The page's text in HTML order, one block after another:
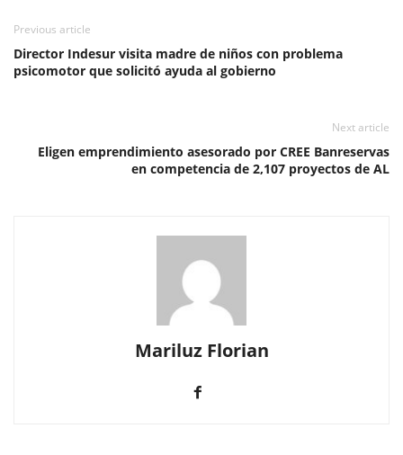
Previous article
Director Indesur visita madre de niños con problema
psicomotor que solicitó ayuda al gobierno
Next article
Eligen emprendimiento asesorado por CREE Banreservas
en competencia de 2,107 proyectos de AL
Mariluz Florian